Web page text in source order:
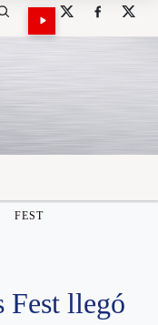
FEST
Fest llegó